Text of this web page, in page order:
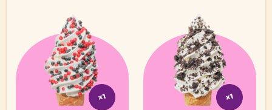
x1 x1